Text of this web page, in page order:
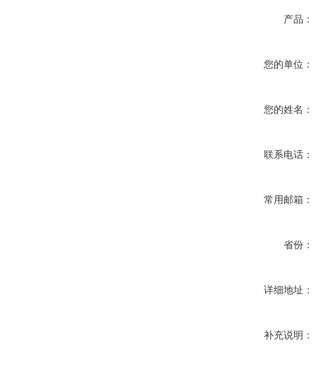
产品：
您的单位：
您的姓名：
联系电话：
常用邮箱：
省份：
详细地址：
补充说明：